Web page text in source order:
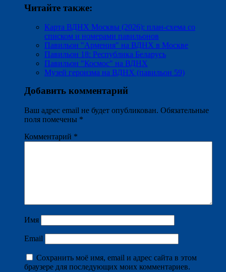
Читайте также:
Карта ВДНХ Москвы (2026): план-схема со
списком и номерами павильонов
Павильон "Армения" на ВДНХ в Москве
Павильон 18: Республика Беларусь
Павильон "Космос" на ВДНХ
Музей героизма на ВДНХ (павильон 59)
Добавить комментарий
Ваш адрес email не будет опубликован. Обязательные
поля помечены *
Комментарий *
Имя
Email
Сохранить моё имя, email и адрес сайта в этом
браузере для последующих моих комментариев.